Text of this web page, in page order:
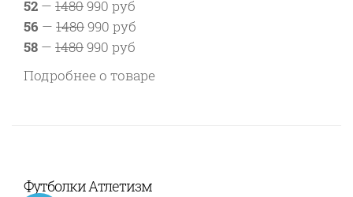
52 — 1480990 руб
56 — 1480990 руб
58 — 1480990 руб
Подробнее о товаре
Футболки Атлетизм